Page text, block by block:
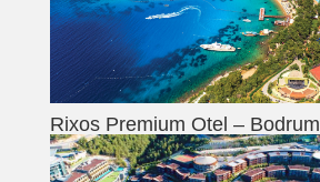
Rixos Premium Otel – Bodrum